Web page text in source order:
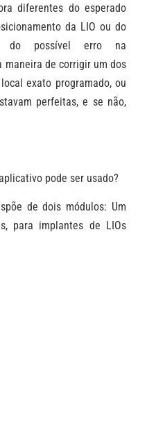
diferentes do esperado
da LIO ou do
do possível erro na
maneira de corrigir um dos
exato programado, ou
perfeitas, e se não,
pode ser usado?
de dois módulos: Um
para implantes de LIOs